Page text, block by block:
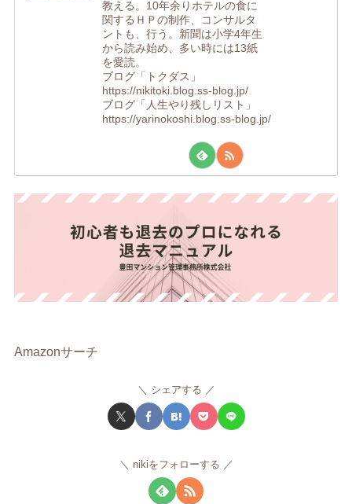
教える。10年余りホテルの食に
関するＨＰの制作、コンサルタ
ントも、行う。新聞は小学4年生
から読み始め、多い時には13紙
を愛読。
ブログ「トクダス」
https://nikitoki.blog.ss-blog.jp/
ブログ「人生やり残しリスト」
https://yarinokoshi.blog.ss-blog.jp/
Amazonサーチ
シェアする
nikiをフォローする